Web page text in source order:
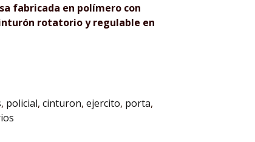
fabricada en polímero con
rotatorio y regulable en
policial cinturon ejercito porta